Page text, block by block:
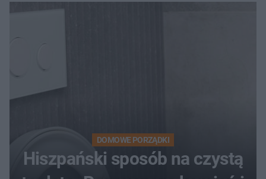
DOMOWE PORZĄDKI
Hiszpański sposób na czystą